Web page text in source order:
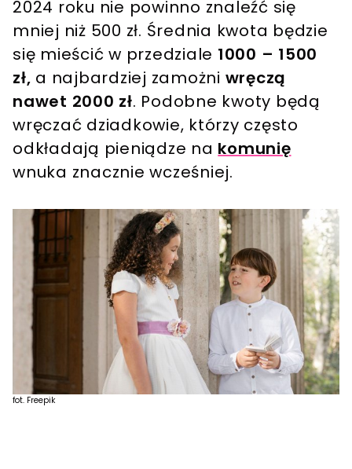
2024 roku nie powinno znaleźć się
mniej niż 500 zł. Średnia kwota będzie
się mieścić w przedziale 1000 – 1500
zł, a najbardziej zamożni wręczą
nawet 2000 zł. Podobne kwoty będą
wręczać dziadkowie, którzy często
odkładają pieniądze na komunię
wnuka znacznie wcześniej.
fot. Freepik